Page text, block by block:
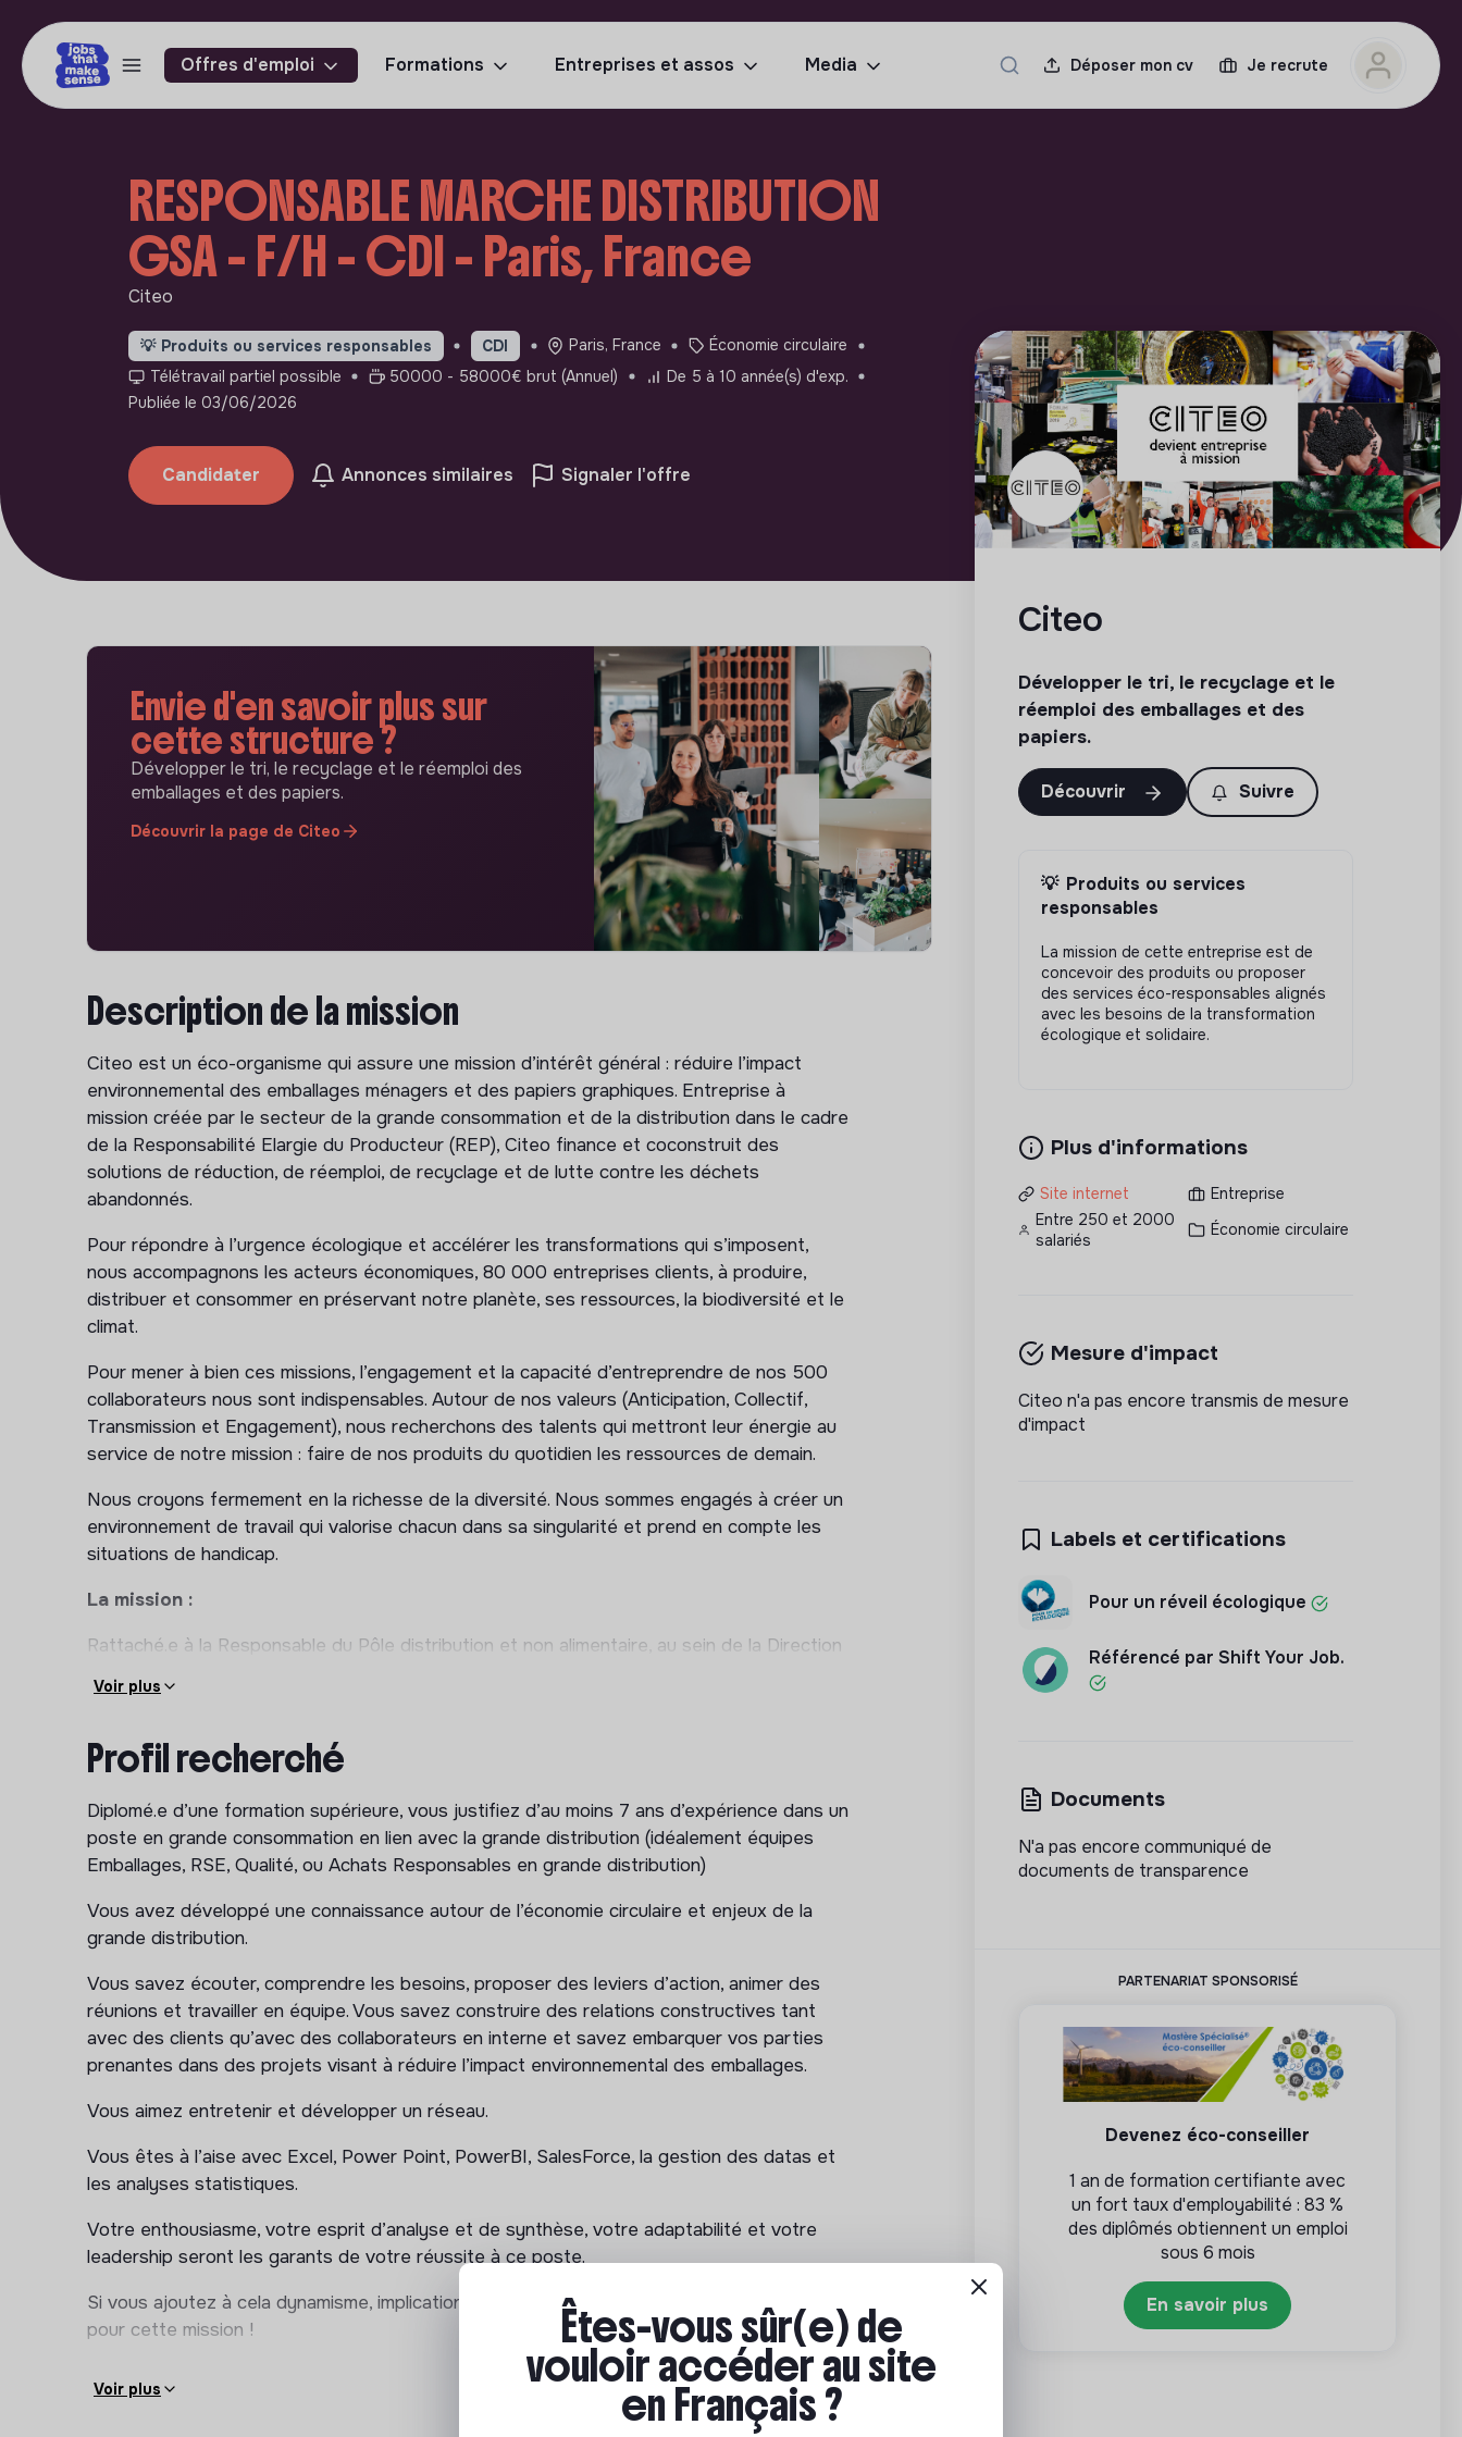
Offres d'emploi Formations Entreprises et assos Media Déposer mon cv Je recrute
RESPONSABLE MARCHE DISTRIBUTION
GSA - F/H - CDI - Paris, France
Citeo
💡 Produits ou services responsables CDI Paris, France
Économie circulaire
Télétravail partiel possible
50000 - 58000€ brut (Annuel)
De 5 à 10 année(s) d'exp.
Publiée le 03/06/2026
Candidater Annonces similaires Signaler l'offre
Envie d'en savoir plus sur
cette structure ?
Développer le tri, le recyclage et le réemploi des
emballages et des papiers.
Découvrir la page de Citeo
Description de la mission
Citeo est un éco-organisme qui assure une mission d’intérêt général : réduire l’impact
environnemental des emballages ménagers et des papiers graphiques. Entreprise à
mission créée par le secteur de la grande consommation et de la distribution dans le cadre
de la Responsabilité Elargie du Producteur (REP), Citeo finance et coconstruit des
solutions de réduction, de réemploi, de recyclage et de lutte contre les déchets
abandonnés.
Pour répondre à l’urgence écologique et accélérer les transformations qui s’imposent,
nous accompagnons les acteurs économiques, 80 000 entreprises clients, à produire,
distribuer et consommer en préservant notre planète, ses ressources, la biodiversité et le
climat.
Pour mener à bien ces missions, l’engagement et la capacité d’entreprendre de nos 500
collaborateurs nous sont indispensables. Autour de nos valeurs (Anticipation, Collectif,
Transmission et Engagement), nous recherchons des talents qui mettront leur énergie au
service de notre mission : faire de nos produits du quotidien les ressources de demain.
Nous croyons fermement en la richesse de la diversité. Nous sommes engagés à créer un
environnement de travail qui valorise chacun dans sa singularité et prend en compte les
situations de handicap.
La mission :
Rattaché.e à la Responsable du Pôle distribution et non alimentaire, au sein de la Direction
Alimentaires), votre mission consiste à
accompagner à réduire l’impact environnemental de leurs emballages et d’être
orientations techniques et stratégiques de CITEO.
Plus précisément, vous serez amené.e à :
• Piloter vos marchés par l’impact : Accompagner et activer les acteurs de la GSA autour
des 3R (Réduction, Réemploi, Recyclabilité) et des déchets abandonnés pour réduire
effectivement l’impact environnemental, en coordination avec les équipes Métiers ;
• Être l’interlocuteur principal et le garant de la satisfaction de votre portefeuille clients.
• Connaitre les enjeux et besoins de votre marché, au travers des échanges terrain (rdv
et échanges clients, fédérations, évènements sectoriels) et de votre veille.
• Formaliser et partager votre expertise sectorielle en interne pour impulser et nourrir des
projets adaptés aux besoins du marché : livrables sectoriels, remontées des tendances
marché, réunions adhoc…
• Travailler en coordination avec tous les services dans l’entreprise dans le cadre du
pilotage de ses comptes clients, afin de porter la voix du client et de s’assurer que leurs
besoins soient couverts.
• Piloter des projets internes transversaux, au service de la réduction de l’impact
environnemental de son marché, au nom de son marché ou en tant que référent
Voir plus
Profil recherché
Diplomé.e d’une formation supérieure, vous justifiez d’au moins 7 ans d’expérience dans un
poste en grande consommation en lien avec la grande distribution (idéalement équipes
Emballages, RSE, Qualité, ou Achats Responsables en grande distribution)
Vous avez développé une connaissance autour de l’économie circulaire et enjeux de la
grande distribution.
Vous savez écouter, comprendre les besoins, proposer des leviers d’action, animer des
réunions et travailler en équipe. Vous savez construire des relations constructives tant
avec des clients qu’avec des collaborateurs en interne et savez embarquer vos parties
prenantes dans des projets visant à réduire l’impact environnemental des emballages.
Vous aimez entretenir et développer un réseau.
Vous êtes à l’aise avec Excel, Power Point, PowerBI, SalesForce, la gestion des datas et
les analyses statistiques.
Votre enthousiasme, votre esprit d’analyse et de synthèse, votre adaptabilité et votre
leadership seront les garants de votre réussite à ce poste.
Si vous ajoutez à cela dynamisme, implication et rigueur, alors vous êtes la personne idéale
pour cette mission !
Voir plus
Citeo
Développer le tri, le recyclage et le
réemploi des emballages et des
papiers.
Découvrir Suivre
💡 Produits ou services
responsables
La mission de cette entreprise est de
concevoir des produits ou proposer
des services éco-responsables alignés
avec les besoins de la transformation
écologique et solidaire.
Plus d'informations
Site internet
Entreprise
Entre 250 et 2000
salariés
Économie circulaire
Mesure d'impact
Citeo n'a pas encore transmis de mesure
d'impact
Labels et certifications
Pour un réveil écologique
Référencé par Shift Your Job.
Documents
N'a pas encore communiqué de
documents de transparence
PARTENARIAT SPONSORISÉ
Devenez éco-conseiller
1 an de formation certifiante avec
un fort taux d'employabilité : 83 %
des diplômés obtiennent un emploi
sous 6 mois
En savoir plus
Êtes-vous sûr(e) de
vouloir accéder au site
en Français ?